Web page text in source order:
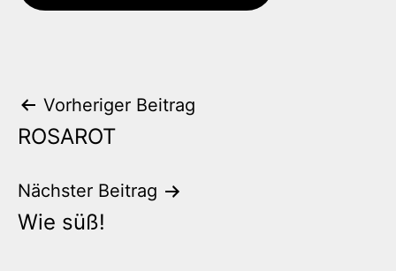
Beitrags-
Navigation
Vorheriger Beitrag
ROSAROT
Nächster Beitrag
Wie süß!